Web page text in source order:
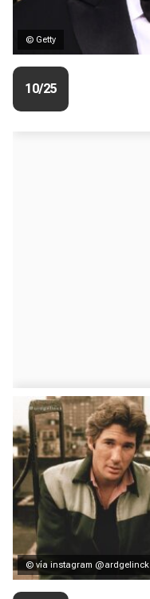
© Getty
10/25
© vía instagram @ardgelinck